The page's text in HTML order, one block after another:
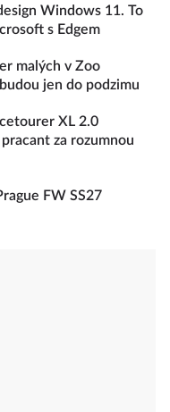
Windows 11. To
s Edgem
malých v Zoo
jen do podzimu
XL 2.0
za rozumnou
FW SS27